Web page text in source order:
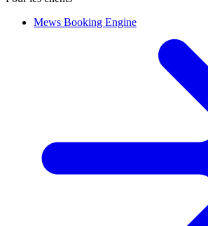
Mews Booking Engine